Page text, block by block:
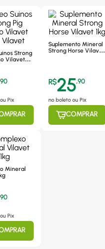
Strong
Vilavet
90
Pix
Suplemento Mineral
Strong Horse Vilavet
R$25,90
no boleto ou Pix
COMPRAR
Mineral
90
Pix